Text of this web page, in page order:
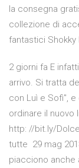
la consegna
collezione di
fantastici
2 giorni fa E
arrivo. Si tratta
con Luì e Sofì",
ordinare il nuovo
http: //bit.ly/
tutte 29 mag
piacciono anche